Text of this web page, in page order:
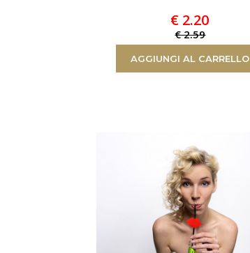
€ 2.20
€ 2.59
AGGIUNGI AL CARRELLO